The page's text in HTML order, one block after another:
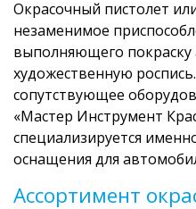
Окрасочный пистолет
незаменимое
выполняющего
художественную
сопутствующее
«Мастер Инструмент
специализируется
оснащения для
Ассортимент